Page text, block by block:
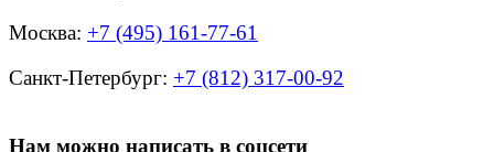
Москва: +7 (495) 161-77-61
Санкт-Петербург: +7 (812) 317-00-92
Нам можно написать в соцсети